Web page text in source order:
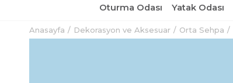
Oturma Odası Yatak Odası
Anasayfa Dekorasyon ve Aksesuar Orta Sehpa